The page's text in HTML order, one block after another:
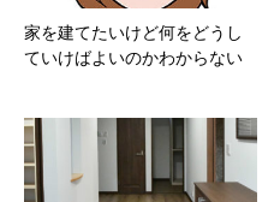
家を建てたいけど何をどうし
ていけばよいのかわからない